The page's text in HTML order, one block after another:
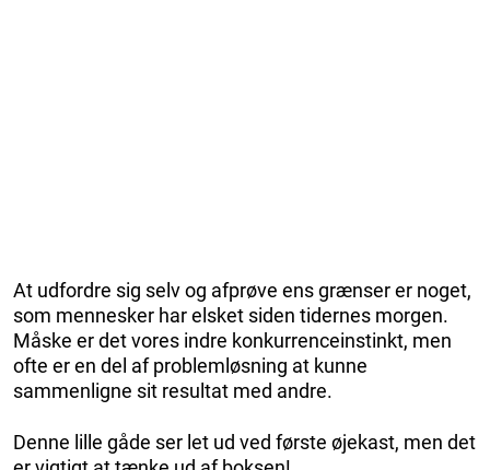
At udfordre sig selv og afprøve ens grænser er noget,
som mennesker har elsket siden tidernes morgen.
Måske er det vores indre konkurrenceinstinkt, men
ofte er en del af problemløsning at kunne
sammenligne sit resultat med andre.
Denne lille gåde ser let ud ved første øjekast, men det